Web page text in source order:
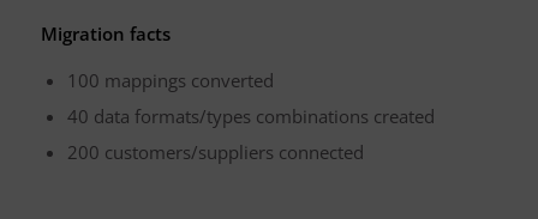
Migration facts
100 mappings converted
40 data formats/types combinations created
200 customers/suppliers connected